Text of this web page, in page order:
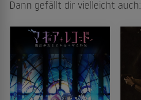
Dann gefällt dir vielleicht auch: